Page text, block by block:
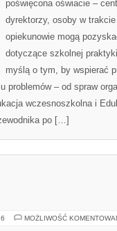
poświęcona oświacie –
dyrektorzy, osoby w
opiekunowie mogą
dotyczące szkolnej
myślą o tym, by wspierać
problemów – od spraw
wczesnoszkolna i
po […]
MOŻLIWOŚĆ